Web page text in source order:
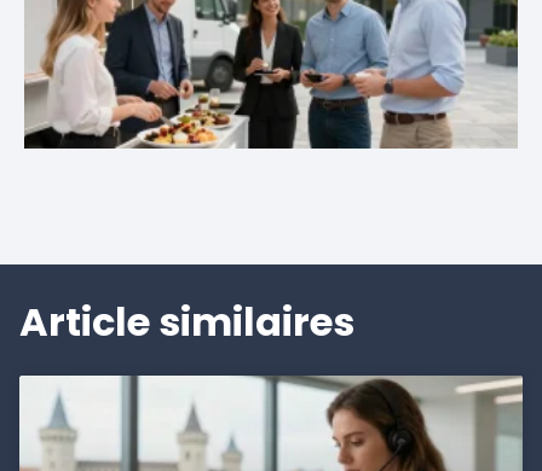
Article similaires